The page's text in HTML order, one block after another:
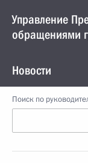
Управление
обращениями
Новости
Поиск по